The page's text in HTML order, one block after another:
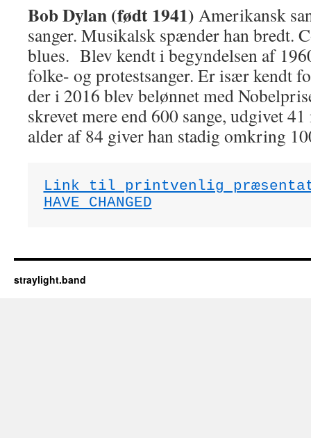
Bob Dylan (født 1941) Amerikansk
sanger. Musikalsk spænder han bredt.
blues. Blev kendt i begyndelsen af
folke- og protestsanger. Er især kendt
der i 2016 blev belønnet med
skrevet mere end 600 sange, udgivet
alder af 84 giver han stadig omkring
Link til printvenlig
HAVE CHANGED
straylight.band